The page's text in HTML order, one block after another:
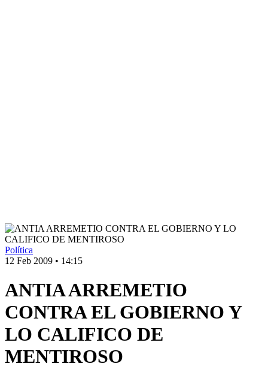
Política
12 Feb 2009 • 14:15
ANTIA ARREMETIO
CONTRA EL GOBIERNO Y
LO CALIFICO DE
MENTIROSO